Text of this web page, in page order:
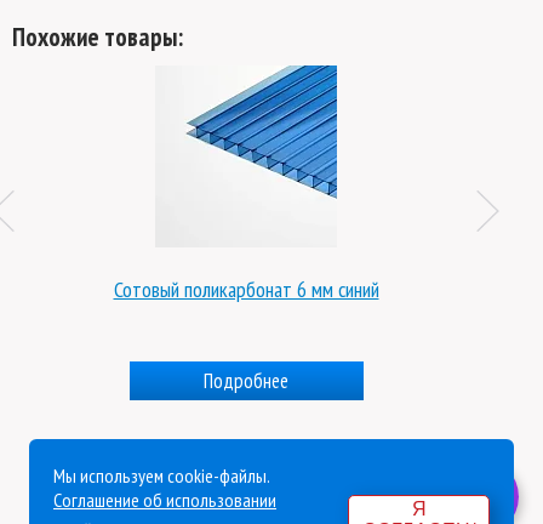
Мы используем cookie-файлы.
Соглашение об использовании
Я
Похожие товары:
Сотовый поликарбонат 6 мм синий
Подробнее
Политика конфиденциальности